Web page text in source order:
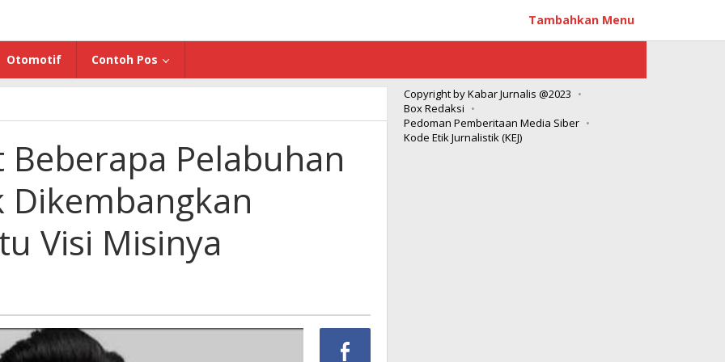
Tambahkan Menu
Otomotif Contoh Pos
Pelabuhan
Dikembangkan
Visi Misinya
Copyright by Kabar Jurnalis @2023
Box Redaksi
Pedoman Pemberitaan Media Siber
Kode Etik Jurnalistik (KEJ)